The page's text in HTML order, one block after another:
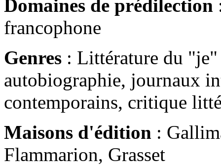
Domaines de prédilection
francophone
Genres : Littérature du
autobiographie, journaux
contemporains, critique
Maisons d'édition :
Flammarion, Grasset